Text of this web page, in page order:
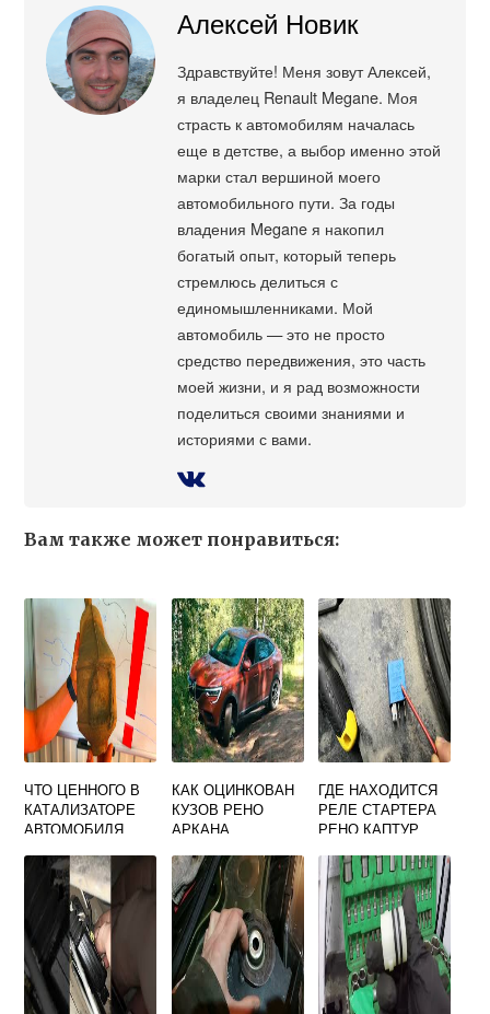
Алексей Новик
Здравствуйте! Меня зовут Алексей,
я владелец Renault Megane. Моя
страсть к автомобилям началась
еще в детстве, а выбор именно этой
марки стал вершиной моего
автомобильного пути. За годы
владения Megane я накопил
богатый опыт, который теперь
стремлюсь делиться с
единомышленниками. Мой
автомобиль — это не просто
средство передвижения, это часть
моей жизни, и я рад возможности
поделиться своими знаниями и
историями с вами.
Вам также может понравиться:
ЧТО ЦЕННОГО В
КАТАЛИЗАТОРЕ
АВТОМОБИЛЯ
КАК ОЦИНКОВАН
КУЗОВ РЕНО
АРКАНА
ГДЕ НАХОДИТСЯ
РЕЛЕ СТАРТЕРА
РЕНО КАПТУР